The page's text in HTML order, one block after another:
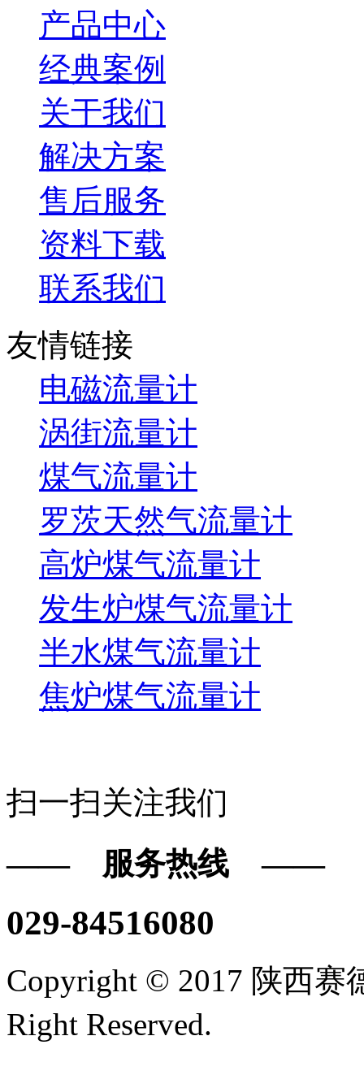
产品中心
经典案例
关于我们
解决方案
售后服务
资料下载
联系我们
友情链接
电磁流量计
涡街流量计
煤气流量计
罗茨天然气流量计
高炉煤气流量计
发生炉煤气流量计
半水煤气流量计
焦炉煤气流量计
扫一扫关注我们
—— 服务热线 ——
029-84516080
Copyright © 2017 陕西
Right Reserved.